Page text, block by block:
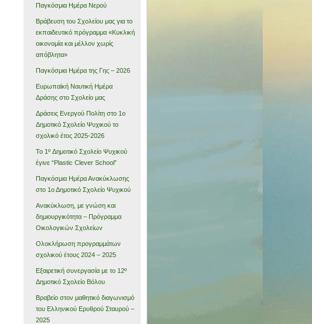
Παγκόσμια Ημέρα Νερού
Βράβευση του Σχολείου μας για το
εκπαιδευτικό πρόγραμμα «Κυκλική
οικονομία και μέλλον χωρίς
απόβλητα»
Παγκόσμια Ημέρα της Γης – 2026
Ευρωπαϊκή Ναυτική Ημέρα
Δράσης στο Σχολείο μας
Δράσεις Ενεργού Πολίτη στο 1ο
Δημοτικό Σχολείο Ψυχικού το
σχολικό έτος 2025-2026
Το 1º Δημοτικό Σχολείο Ψυχικού
έγινε “Plastic Clever School”
Παγκόσμια Ημέρα Ανακύκλωσης
στο 1ο Δημοτικό Σχολείο Ψυχικού
Ανακύκλωση, με γνώση και
δημιουργικότητα – Πρόγραμμα
Οικολογικών Σχολείων
Ολοκλήρωση προγραμμάτων
σχολικού έτους 2024 – 2025
Εξαιρετική συνεργασία με το 12º
Δημοτικό Σχολείο Βόλου
Βραβείο στον μαθητικό διαγωνισμό
του Ελληνικού Ερυθρού Σταυρού –
2025